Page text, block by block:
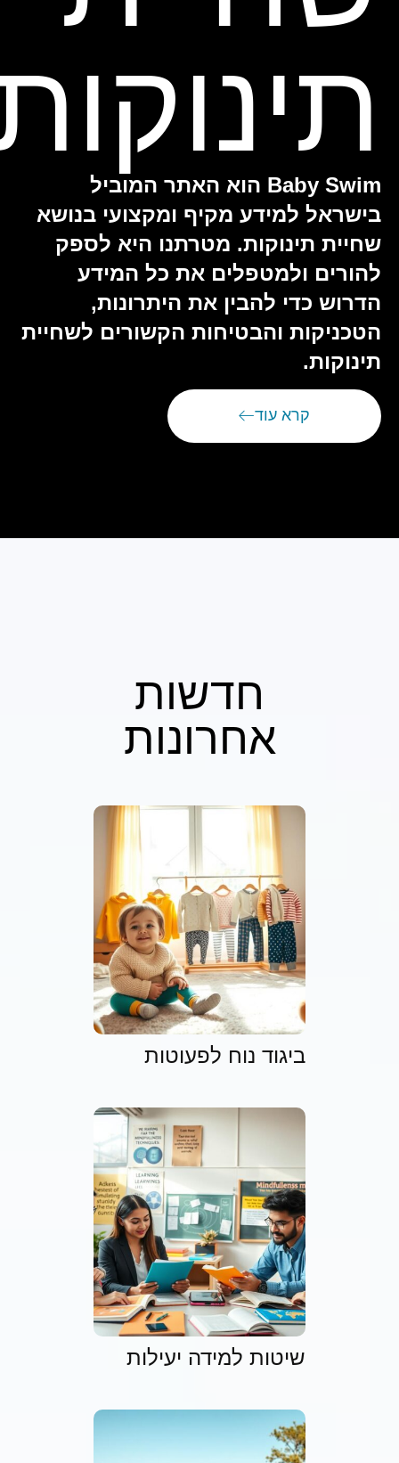
תינוקות
Baby Swim הוא האתר המוביל
בישראל למידע מקיף ומקצועי בנושא
שחיית תינוקות. מטרתנו היא לספק
להורים ולמטפלים את כל המידע
הדרוש כדי להבין את היתרונות,
הטכניקות והבטיחות הקשורים לשחיית
תינוקות.
קרא עוד
חדשות
אחרונות
ביגוד נוח לפעוטות
שיטות למידה יעילות